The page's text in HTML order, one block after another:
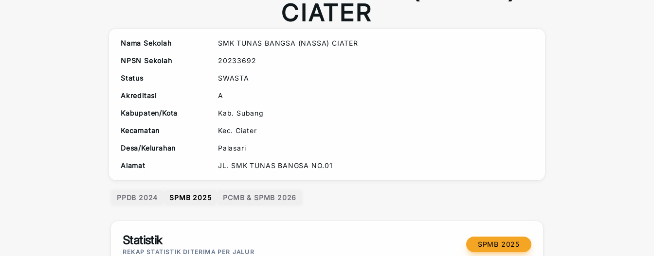
CIATER
Nama Sekolah SMK TUNAS BANGSA (NASSA) CIATER
NPSN Sekolah 20233692
Status SWASTA
Akreditasi A
Kabupaten/Kota Kab. Subang
Kecamatan Kec. Ciater
Desa/Kelurahan Palasari
Alamat JL. SMK TUNAS BANGSA NO.01
PPDB 2024 SPMB 2025 PCMB & SPMB 2026
Statistik
REKAP STATISTIK DITERIMA PER JALUR
SPMB 2025